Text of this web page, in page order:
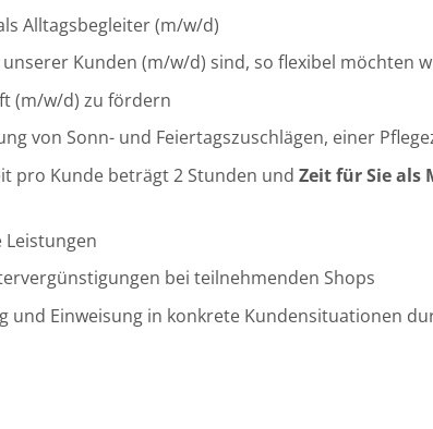
Alltagsbegleiter (m/w/d)
unserer Kunden (m/w/d) sind, so flexibel möchten
(m/w/d) zu fördern
von Sonn- und Feiertagszuschlägen, einer
pro Kunde beträgt 2 Stunden und Zeit für Sie
bei teilnehmenden Shops
und Einweisung in konkrete Kundensituationen